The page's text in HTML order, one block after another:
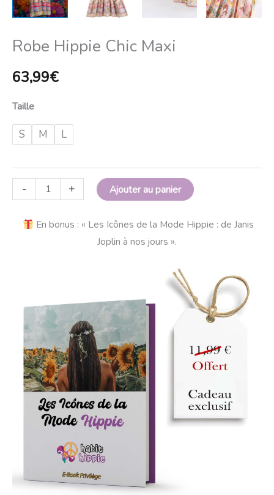
Robe Hippie Chic Maxi
63,99€
Taille
S M L
- + Ajouter au panier
En bonus : « Les Icônes de la Mode Hippie : de Janis
Joplin à nos jours ».